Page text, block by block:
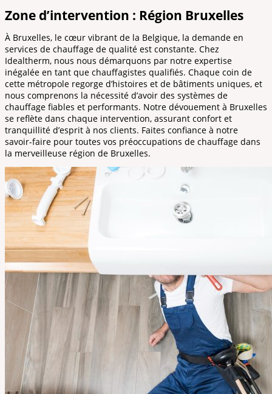
Zone d’intervention : Région Bruxelles
À Bruxelles, le cœur vibrant de la Belgique, la demande en
services de chauffage de qualité est constante. Chez
Idealtherm, nous nous démarquons par notre expertise
inégalée en tant que chauffagistes qualifiés. Chaque coin de
cette métropole regorge d’histoires et de bâtiments uniques, et
nous comprenons la nécessité d’avoir des systèmes de
chauffage fiables et performants. Notre dévouement à Bruxelles
se reflète dans chaque intervention, assurant confort et
tranquillité d’esprit à nos clients. Faites confiance à notre
savoir-faire pour toutes vos préoccupations de chauffage dans
la merveilleuse région de Bruxelles.